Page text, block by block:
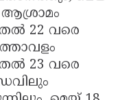
22 വരെ
23 വരെ